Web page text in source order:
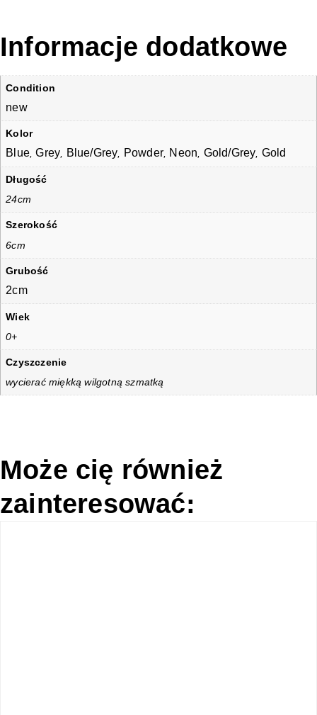
Informacje dodatkowe
Condition
new
Kolor
Blue,Grey, Blue/Grey, Powder, Neon, Gold/Grey, Gold
Długość
24cm
Szerokość
6cm
Grubość
2cm
Wiek
0+
Czyszczenie
wycierać miękką wilgotną szmatką
Może cię również
zainteresować: